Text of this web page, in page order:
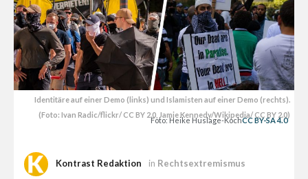
Identitäre auf einer Demo (links) und Islamisten auf einer Demo (rechts).
(Foto: Ivan Radic/flickr/ CC BY 2.0, Jamie Kennedy/Wikipedia/ CC BY 2.0)
Foto: Heike Huslage-KochCC BY-SA 4.0
Kontrast Redaktion in Rechtsextremismus